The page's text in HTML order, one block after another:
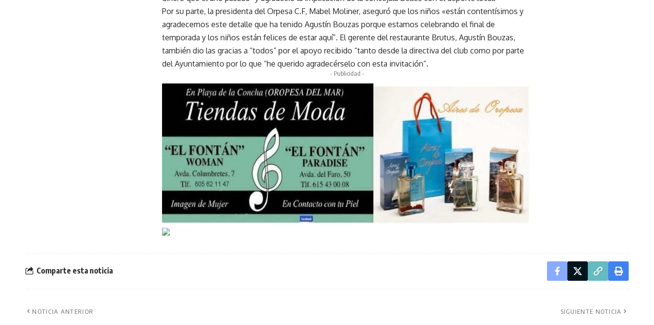
Por su parte, la presidenta del Orpesa C.F, Mabel Moliner, aseguró que los niños «están contentísimos y
agradecemos este detalle que ha tenido Agustín Bouzas porque estamos celebrando el final de
temporada y los niños están felices de estar aquí”. El gerente del restaurante Brutus, Agustín Bouzas,
también dio las gracias a “todos” por el apoyo recibido “tanto desde la directiva del club como por parte
del Ayuntamiento por lo que “he querido agradecérselo con esta invitación”.
- Publicidad -
Comparte esta noticia
NOTICIA ANTERIOR SIGUIENTE NOTICIA